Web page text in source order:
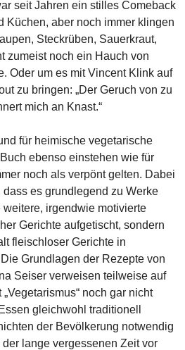
seit Jahren ein stilles Comeback
Küchen, aber noch immer klingen
Steckrüben, Sauerkraut,
zumeist noch ein Hauch von
Oder um es mit Vincent Klink auf
zu bringen: „Der Geruch von zu
mich an Knast.“
für heimische vegetarische
ebenso einstehen wie für
noch als verpönt gelten. Dabei
dass es grundlegend zu Werke
irgendwie motivierte
Gerichte aufgetischt, sondern
fleischloser Gerichte in
Grundlagen der Rezepte von
Seiser verweisen teilweise auf
noch gar nicht
gleichwohl traditionell
der Bevölkerung notwendig
lange vergessenen Zeit vor